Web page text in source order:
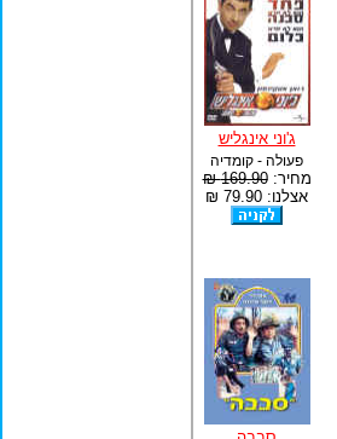
ג'וני אינגליש
פעולה - קומדיה
מחיר:169.90 ₪
אצלנו: 79.90 ₪